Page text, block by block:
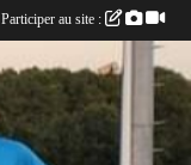
Participer au site :